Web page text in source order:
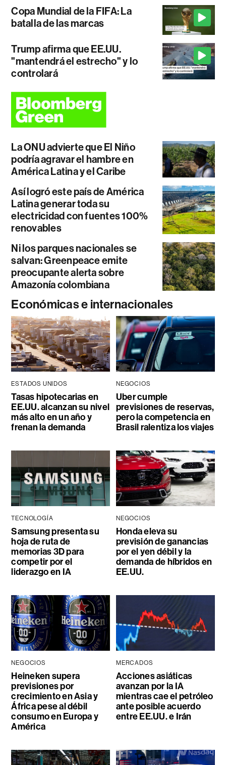
Copa Mundial de la FIFA: La
batalla de las marcas
Trump afirma que EE.UU.
"mantendrá el estrecho" y lo
controlará
La ONU advierte que El Niño
podría agravar el hambre en
América Latina y el Caribe
Así logró este país de América
Latina generar toda su
electricidad con fuentes 100%
renovables
Ni los parques nacionales se
salvan: Greenpeace emite
preocupante alerta sobre
Amazonía colombiana
Económicas e internacionales
ESTADOS UNIDOS
Tasas hipotecarias en
EE.UU. alcanzan su nivel
más alto en un año y
frenan la demanda
NEGOCIOS
Uber cumple
previsiones de reservas,
pero la competencia en
Brasil ralentiza los viajes
TECNOLOGÍA
Samsung presenta su
hoja de ruta de
memorias 3D para
competir por el
liderazgo en IA
NEGOCIOS
Honda eleva su
previsión de ganancias
por el yen débil y la
demanda de híbridos en
EE.UU.
NEGOCIOS
Heineken supera
previsiones por
crecimiento en Asia y
África pese al débil
consumo en Europa y
América
MERCADOS
Acciones asiáticas
avanzan por la IA
mientras cae el petróleo
ante posible acuerdo
entre EE.UU. e Irán